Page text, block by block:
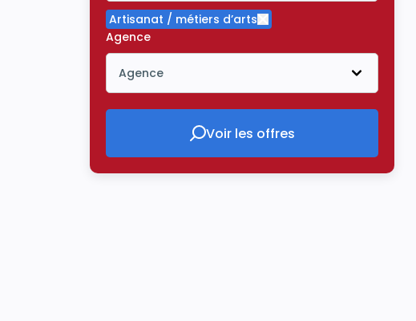
Artisanat / métiers d’arts
Supprimer le critère
Agence
Agence
Icône ouvrir la liste déroulante
Voir les offres
Voir les offres